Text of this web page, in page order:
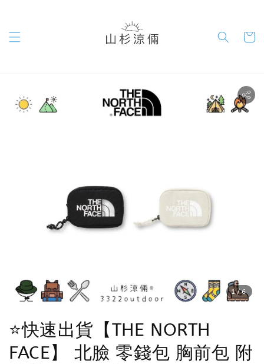
1/6
⭐️快速出貨【THE NORTH
FACE】 北臉 零錢包 胸前包 附